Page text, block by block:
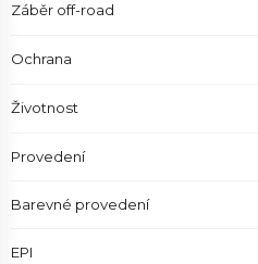
Záběr off-road
Ochrana
Životnost
Provedení
Barevné provedení
EPI